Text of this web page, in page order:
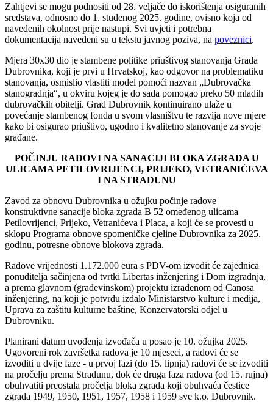
Zahtjevi se mogu podnositi od 28. veljače do iskorištenja osiguranih
sredstava, odnosno do 1. studenog 2025. godine, ovisno koja od
navedenih okolnost prije nastupi. Svi uvjeti i potrebna
dokumentacija navedeni su u tekstu javnog poziva, na poveznici.
Mjera 30x30 dio je stambene politike priuštivog stanovanja Grada
Dubrovnika, koji je prvi u Hrvatskoj, kao odgovor na problematiku
stanovanja, osmislio vlastiti model pomoći nazvan „Dubrovačka
stanogradnja“, u okviru kojeg je do sada pomogao preko 50 mladih
dubrovačkih obitelji. Grad Dubrovnik kontinuirano ulaže u
povećanje stambenog fonda u svom vlasništvu te razvija nove mjere
kako bi osigurao priuštivo, ugodno i kvalitetno stanovanje za svoje
građane.
POČINJU RADOVI NA SANACIJI BLOKA ZGRADA U
ULICAMA PETILOVRIJENCI, PRIJEKO, VETRANIĆEVA
I NA STRADUNU
Zavod za obnovu Dubrovnika u ožujku počinje radove
konstruktivne sanacije bloka zgrada B 52 omeđenog ulicama
Petilovrijenci, Prijeko, Vetranićeva i Placa, a koji će se provesti u
sklopu Programa obnove spomeničke cjeline Dubrovnika za 2025.
godinu, potresne obnove blokova zgrada.
Radove vrijednosti 1.172.000 eura s PDV-om izvodit će zajednica
ponuditelja sačinjena od tvrtki Libertas inženjering i Dom izgradnja,
a prema glavnom (građevinskom) projektu izrađenom od Canosa
inženjering, na koji je potvrdu izdalo Ministarstvo kulture i medija,
Uprava za zaštitu kulturne baštine, Konzervatorski odjel u
Dubrovniku.
Planirani datum uvođenja izvođača u posao je 10. ožujka 2025.
Ugovoreni rok završetka radova je 10 mjeseci, a radovi će se
izvoditi u dvije faze - u prvoj fazi (do 15. lipnja) radovi će se izvoditi
na pročelju prema Stradunu, dok će druga faza radova (od 15. rujna)
obuhvatiti preostala pročelja bloka zgrada koji obuhvaća čestice
zgrada 1949, 1950, 1951, 1957, 1958 i 1959 sve k.o. Dubrovnik.